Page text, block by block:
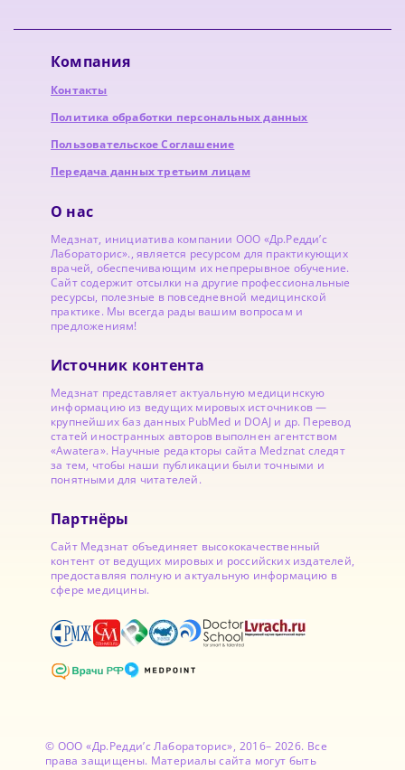
Компания
Контакты
Политика обработки персональных данных
Пользовательское Соглашение
Передача данных третьим лицам
О нас
Медзнат, инициатива компании ООО «Др.Редди’с
Лабораторис»., является ресурсом для практикующих
врачей, обеспечивающим их непрерывное обучение.
Сайт содержит отсылки на другие профессиональные
ресурсы, полезные в повседневной медицинской
практике. Мы всегда рады вашим вопросам и
предложениям!
Источник контента
Медзнат представляет актуальную медицинскую
информацию из ведущих мировых источников —
крупнейших баз данных PubMed и DOAJ и др. Перевод
статей иностранных авторов выполнен агентством
«Awatera». Научные редакторы сайта Medznat следят
за тем, чтобы наши публикации были точными и
понятными для читателей.
Партнёры
Сайт Медзнат объединяет высококачественный
контент от ведущих мировых и российских издателей,
предоставляя полную и актуальную информацию в
сфере медицины.
© ООО «Др.Редди’с Лабораторис», 2016– 2026. Все
права защищены. Материалы сайта могут быть